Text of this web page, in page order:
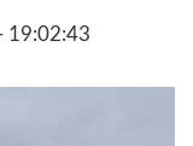
19:02:43